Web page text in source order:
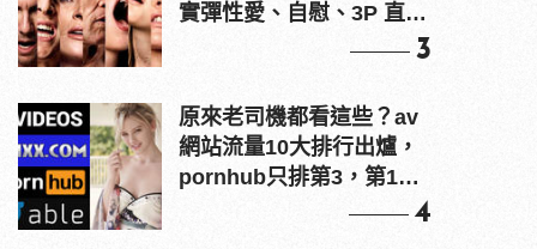
實彈性愛、自慰、3P 直接
3
原來老司機都看這些？av
網站流量10大排行出爐，
pornhub只排第3，第1名
4